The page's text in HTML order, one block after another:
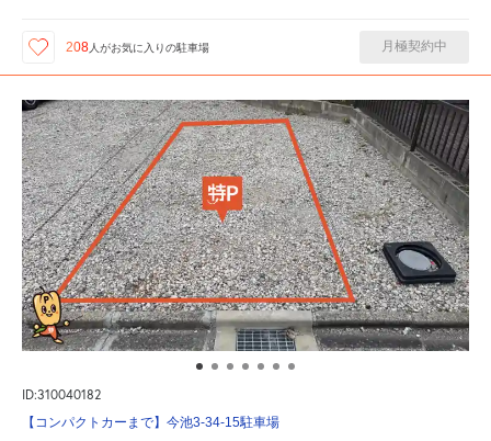
208 人がお気に入りの駐車場 月極契約中
ID:310040182
【コンパクトカーまで】今池3-34-15駐車場